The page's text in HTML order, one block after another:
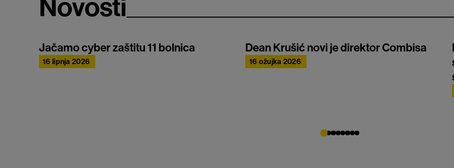
Novosti
Jačamo cyber zaštitu 11 bolnica
16 lipnja 2026
Dean Krušić novi je direktor Combisa
16 ožujka 2026